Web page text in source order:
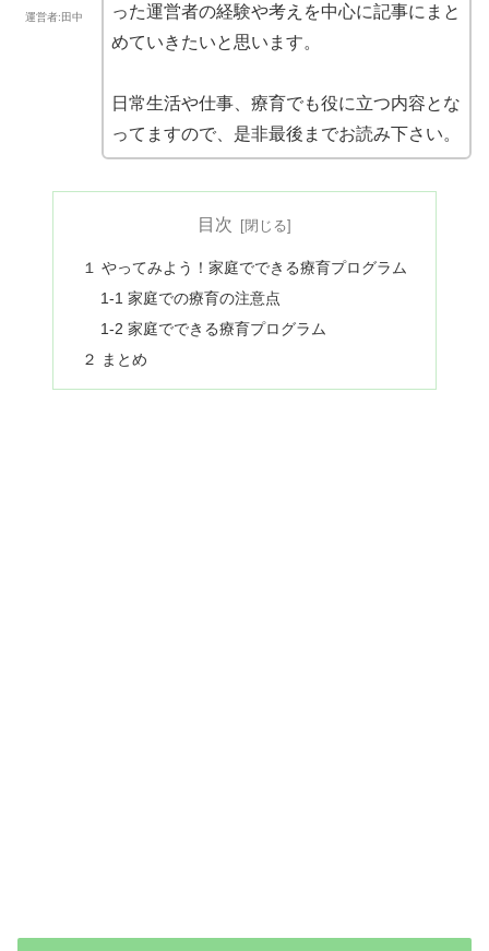
運営者:田中
った運営者の経験や考えを中心に記事にまと
めていきたいと思います。
日常生活や仕事、療育でも役に立つ内容とな
ってますので、是非最後までお読み下さい。
目次
１ やってみよう！家庭でできる療育プログラム
1-1 家庭での療育の注意点
1-2 家庭でできる療育プログラム
２ まとめ